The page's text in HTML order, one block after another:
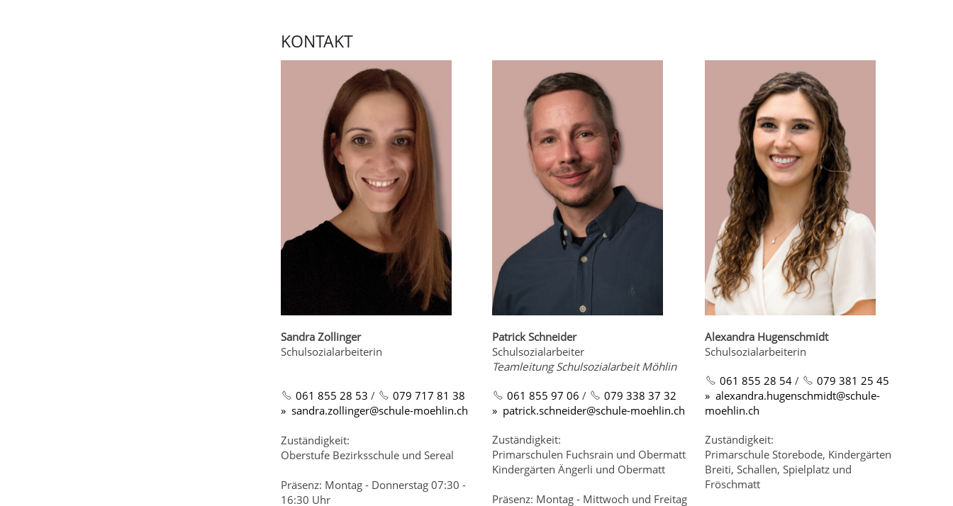
KONTAKT
Sandra Zollinger
Schulsozialarbeiterin
061 855 28 53 /
079 717 81 38
s ndr z ll ng r sch l -m hl n ch
Zuständigkeit:
Oberstufe Bezirksschule und Sereal
Präsenz: Montag - Donnerstag 07:30 -
16:30 Uhr
Patrick Schneider
Schulsozialarbeiter
Teamleitung Schulsozialarbeit Möhlin
061 855 97 06 /
079 338 37 32
p tr ck schn d r sch l -m hl n ch
Zuständigkeit:
Primarschulen Fuchsrain und Obermatt
Kindergärten Ängerli und Obermatt
Präsenz: Montag - Mittwoch und Freitag
Alexandra Hugenschmidt
Schulsozialarbeiterin
061 855 28 54/
079 381 25 45
l x ndr h g nschm dt sch l -
m
hl n ch
Zuständigkeit:
Primarschule Storebode, Kindergärten
Breiti, Schallen, Spielplatz und
Fröschmatt